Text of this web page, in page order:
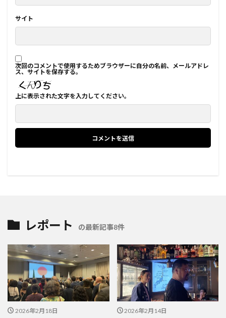
サイト
次回のコメントで使用するためブラウザーに自分の名前、メールアドレ
ス、サイトを保存する。
上に表示された文字を入力してください。
レポート の最新記事8件
2026年2月18日 2026年2月14日